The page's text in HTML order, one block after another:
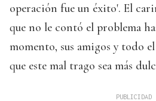
operación fue un éxito'. El
que no le contó el problema
momento, sus amigos y todo
que este mal trago sea más